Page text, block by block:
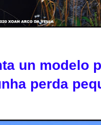
un modelo
perda